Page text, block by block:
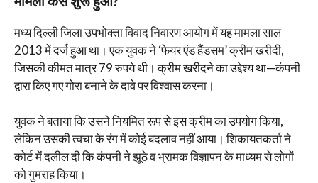
मध्य दिल्ली जिला उपभोक्ता विवाद निवारण आयोग में यह मामला साल
2013 में दर्ज हुआ था। एक युवक ने ‘फेयर एंड हैंडसम’ क्रीम खरीदी,
जिसकी कीमत मात्र 79 रुपये थी। क्रीम खरीदने का उद्देश्य था—कंपनी
द्वारा किए गए गोरा बनाने के दावे पर विश्वास करना।
युवक ने बताया कि उसने नियमित रूप से इस क्रीम का उपयोग किया,
लेकिन उसकी त्वचा के रंग में कोई बदलाव नहीं आया। शिकायतकर्ता ने
कोर्ट में दलील दी कि कंपनी ने झूठे व भ्रामक विज्ञापन के माध्यम से लोगों
को गुमराह किया।